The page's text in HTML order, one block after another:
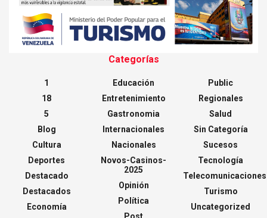
Categorías
1
18
5
Blog
Cultura
Deportes
Destacado
Destacados
Economía
Educación
Entretenimiento
Gastronomia
Internacionales
Nacionales
Novos-Casinos-
2025
Opinión
Política
Post
Public
Regionales
Salud
Sin Categoría
Sucesos
Tecnología
Telecomunicaciones
Turismo
Uncategorized